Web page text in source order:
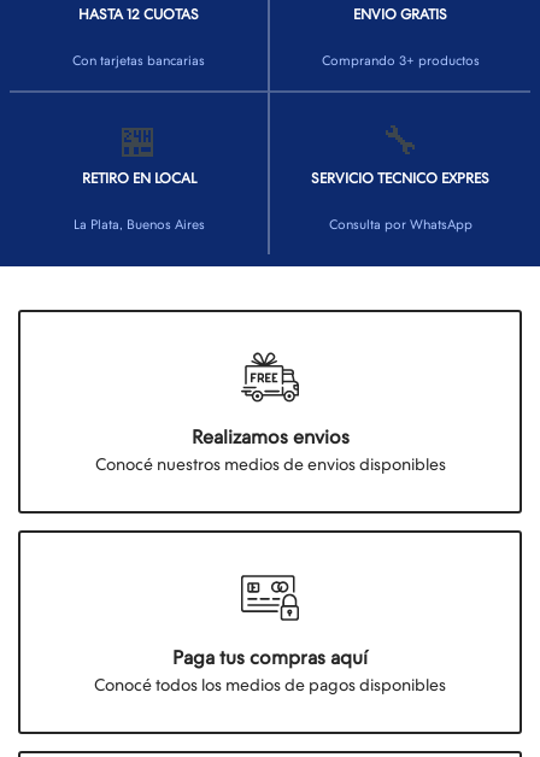
HASTA 12 CUOTAS
Con tarjetas bancarias
ENVIO GRATIS
Comprando 3+ productos
🏪
RETIRO EN LOCAL
La Plata, Buenos Aires
🔧
SERVICIO TECNICO EXPRES
Consulta por WhatsApp
Realizamos envios
Conocé nuestros medios de envios disponibles
Paga tus compras aquí
Conocé todos los medios de pagos disponibles